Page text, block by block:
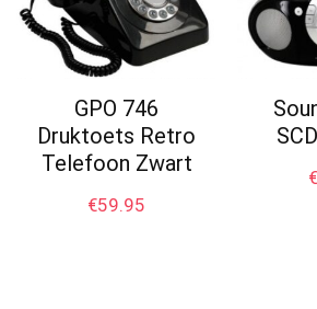
GPO 746
Druktoets Retro
Telefoon Zwart
€59.95
€